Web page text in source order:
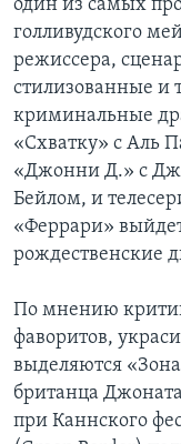
один из самых
голливудского
режиссера,
стилизованные и
криминальные
«Схватку» с Аль
«Джонни Д.» с
Бейлом, и
«Феррари»
рождественские
По мнению
фаворитов,
выделяются
британца
при Каннского